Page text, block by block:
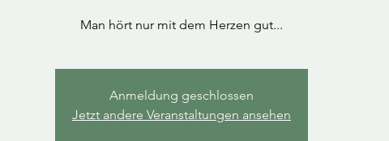
Man hört nur mit dem Herzen gut...
Anmeldung geschlossen
Jetzt andere Veranstaltungen ansehen